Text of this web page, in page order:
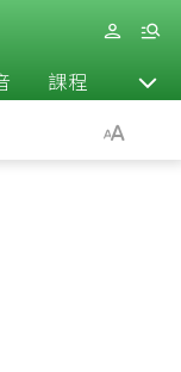
課程 退休